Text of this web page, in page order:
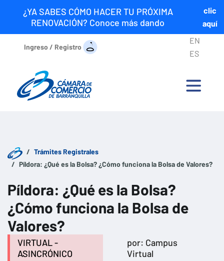
¿YA SABES CÓMO HACER TU PRÓXIMA
RENOVACIÓN? Conoce más dando
clic
aquí
Ingreso / Registro
EN
ES
Trámites Registrales
Píldora: ¿Qué es la Bolsa? ¿Cómo funciona la Bolsa de Valores?
Píldora: ¿Qué es la Bolsa?
¿Cómo funciona la Bolsa de
Valores?
VIRTUAL -
ASINCRÓNICO
por: Campus
Virtual